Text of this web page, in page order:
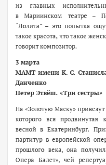
из главных
в Мариинском театре –
“Лолита” – это попытка
такое красота, что такое
говорит композитор.
3 марта
МАМТ имени К. С.
Данченко
Петер Этвёш. «Три сестры»
На «Золотую Маску» привезут
которого вся продвинутая
весной в Екатеринбург.
партитур в европейской
прошлого века, она
Опера Балет», чей